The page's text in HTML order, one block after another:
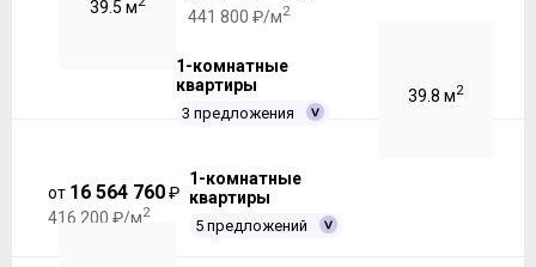
39.5 м
441 800 ₽/м2
1-комнатные
квартиры
3 предложения
39.8 м2
от 16 564 760₽
416 200 ₽/м2
1-комнатные
квартиры
5 предложений